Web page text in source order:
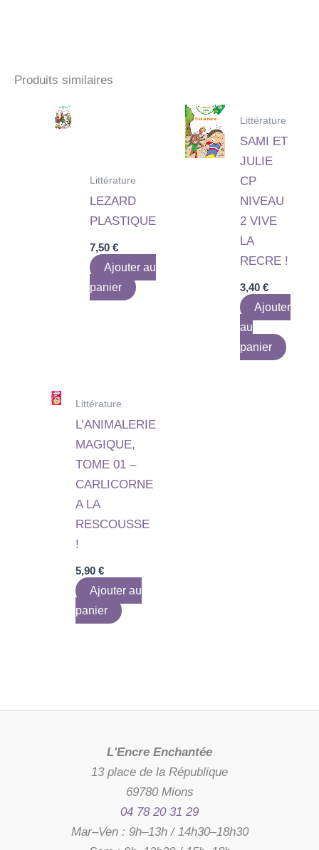
Produits similaires
Littérature
LEZARD
PLASTIQUE
7,50€
Ajouter au
panier
Littérature
SAMI ET
JULIE
CP
NIVEAU
2 VIVE
LA
RECRE !
3,40 €
Ajouter
au
panier
Littérature
L’ANIMALERIE
MAGIQUE,
TOME 01 –
CARLICORNE
A LA
RESCOUSSE
!
5,90€
Ajouter au
panier
L'Encre Enchantée
13 place de la République
69780 Mions
04 78 20 31 29
Mar–Ven : 9h–13h / 14h30–18h30